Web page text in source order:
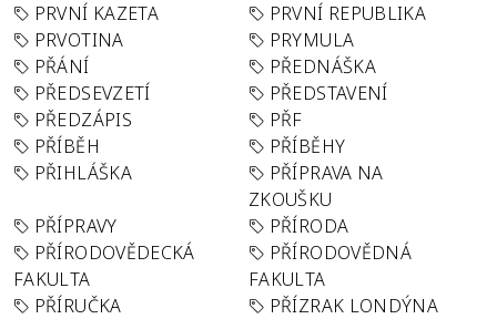
PRVNÍ KAZETA
PRVNÍ REPUBLIKA
PRVOTINA
PRYMULA
PŘÁNÍ
PŘEDNÁŠKA
PŘEDSEVZETÍ
PŘEDSTAVENÍ
PŘEDZÁPIS
PŘF
PŘÍBĚH
PŘÍBĚHY
PŘIHLÁŠKA
PŘÍPRAVA NA
ZKOUŠKU
PŘÍPRAVY
PŘÍRODA
PŘÍRODOVĚDECKÁ
FAKULTA
PŘÍRODOVĚDNÁ
FAKULTA
PŘÍRUČKA
PŘÍZRAK LONDÝNA